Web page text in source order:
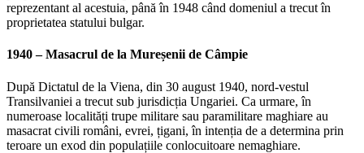
reprezentant al acestuia, până în 1948 când domeniul a trecut în
proprietatea statului bulgar.
1940 – Masacrul de la Mureșenii de Câmpie
După Dictatul de la Viena, din 30 august 1940, nord-vestul
Transilvaniei a trecut sub jurisdicția Ungariei. Ca urmare, în
numeroase localități trupe militare sau paramilitare maghiare au
masacrat civili români, evrei, țigani, în intenția de a determina prin
teroare un exod din populațiile conlocuitoare nemaghiare.